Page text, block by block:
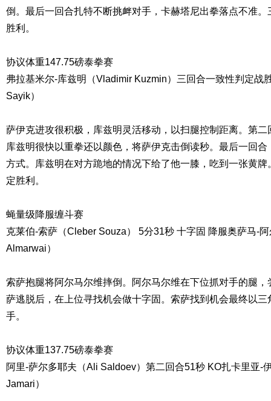
倒。最后一回合扎特不断挑衅对手，卡赫塔尼出拳落点不准
胜利。
协议体重147.75磅泰拳赛
弗拉基米尔-库兹明（Vladimir Kuzmin）三回合一致性判定战
Sayik）
萨伊克进攻很积极，库兹明灵活移动，以扫腿控制距离。第
库兹明很快以重拳还以颜色，将萨伊克击倒读秒。最后一回
方式。库兹明在对方跪地的情况下给了他一膝，吃到一张黄
定胜利。
蝇量级降服缠斗赛
克莱伯-索萨（Cleber Souza） 5分31秒 十字固 降服奥萨马-
Almarwai）
索萨抱腿将阿尔马尔维摔倒。阿尔马尔维在下位抓对手的腿
萨逃脱后，在上位寻找机会做十字固。索萨找到机会最终以
手。
协议体重137.75磅泰拳赛
阿里-萨尔多耶夫（Ali Saldoev）第二回合51秒 KO扎卡里亚-
Jamari）